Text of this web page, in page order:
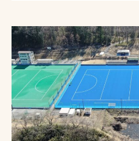
プライバシーポリシー
ソーシャルメディアポリシー